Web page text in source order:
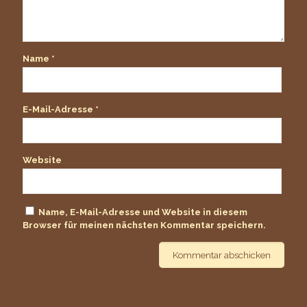
Name *
E-Mail-Adresse *
Website
Name, E-Mail-Adresse und Website in diesem
Browser für meinen nächsten Kommentar speichern.